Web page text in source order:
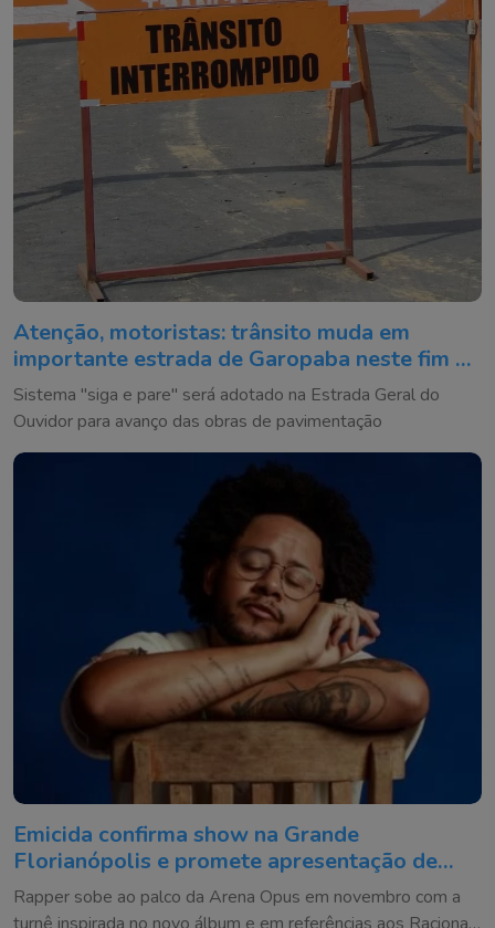
Atenção, motoristas: trânsito muda em
importante estrada de Garopaba neste fim de
semana
Sistema "siga e pare" será adotado na Estrada Geral do
Ouvidor para avanço das obras de pavimentação
Emicida confirma show na Grande
Florianópolis e promete apresentação de
quase 3 horas
Rapper sobe ao palco da Arena Opus em novembro com a